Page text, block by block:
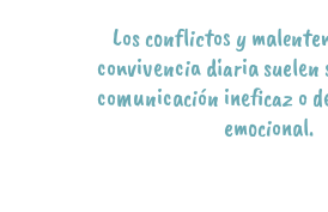
Los conflictos y
convivencia diaria suelen
comunicación ineficaz o
emocional.